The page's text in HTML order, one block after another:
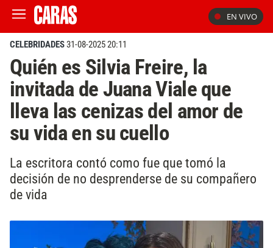
EN VIVO
CELEBRIDADES31-08-2025 20:11
Quién es Silvia Freire, la
invitada de Juana Viale que
lleva las cenizas del amor de
su vida en su cuello
La escritora contó como fue que tomó la
decisión de no desprenderse de su compañero
de vida